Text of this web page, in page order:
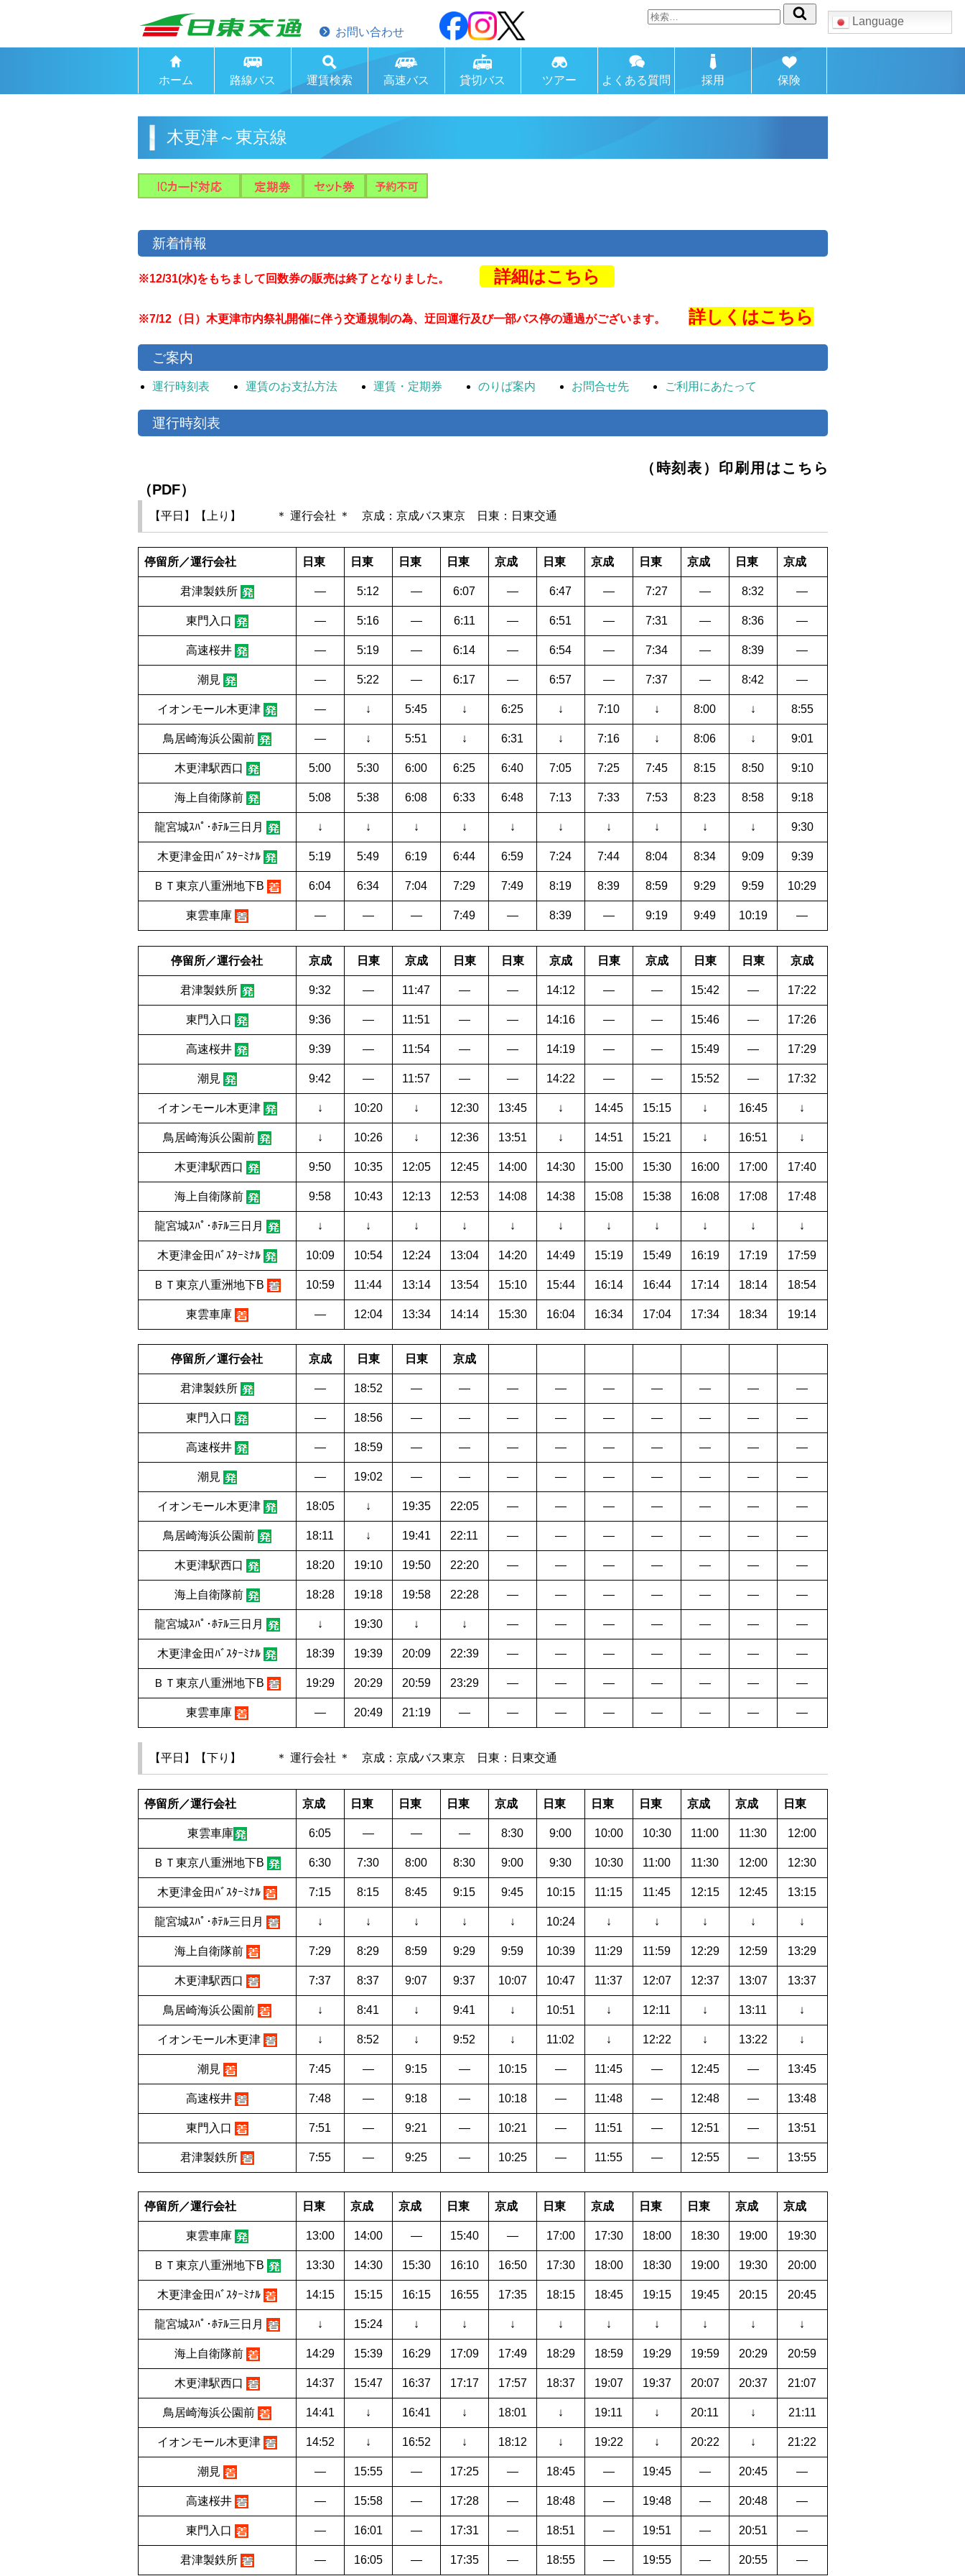
Language
検
索:
お問い合わせ
ホーム 路線バス 運賃検索 高速バス 貸切バス ツアー よくある質問 採用 保険
木更津～東京線
新着情報
※12/31(水)をもちまして回数券の販売は終了となりました。 詳細はこちら
※7/12（日）木更津市内祭礼開催に伴う交通規制の為、迂回運行及び一部バス停の通過がございます。 詳しくはこちら
ご案内
運行時刻表 運賃のお支払方法 運賃・定期券 のりば案内 お問合せ先 ご利用にあたって
運行時刻表
（時刻表） 印刷用はこちら
（PDF）
【平日】【上り】 ＊ 運行会社 ＊ 京成：京成バス東京 日東：日東交通
停留所／運行会社 日東 日東 日東 日東 京成 日東 京成 日東 京成 日東 京成
君津製鉄所 ― 5:12 ― 6:07 ― 6:47 ― 7:27 ― 8:32 ―
東門入口 ― 5:16 ― 6:11 ― 6:51 ― 7:31 ― 8:36 ―
高速桜井 ― 5:19 ― 6:14 ― 6:54 ― 7:34 ― 8:39 ―
潮見 ― 5:22 ― 6:17 ― 6:57 ― 7:37 ― 8:42 ―
イオンモール木更津 ― ↓ 5:45 ↓ 6:25 ↓ 7:10 ↓ 8:00 ↓ 8:55
鳥居崎海浜公園前 ― ↓ 5:51 ↓ 6:31 ↓ 7:16 ↓ 8:06 ↓ 9:01
木更津駅西口 5:00 5:30 6:00 6:25 6:40 7:05 7:25 7:45 8:15 8:50 9:10
海上自衛隊前 5:08 5:38 6:08 6:33 6:48 7:13 7:33 7:53 8:23 8:58 9:18
龍宮城ｽﾊﾟ･ﾎﾃﾙ三日月 ↓ ↓ ↓ ↓ ↓ ↓ ↓ ↓ ↓ ↓ 9:30
木更津金田ﾊﾞｽﾀｰﾐﾅﾙ 5:19 5:49 6:19 6:44 6:59 7:24 7:44 8:04 8:34 9:09 9:39
ＢＴ東京八重洲地下B 6:04 6:34 7:04 7:29 7:49 8:19 8:39 8:59 9:29 9:59 10:29
東雲車庫 ― ― ― 7:49 ― 8:39 ― 9:19 9:49 10:19 ―
停留所／運行会社 京成 日東 京成 日東 日東 京成 日東 京成 日東 日東 京成
君津製鉄所 9:32 ― 11:47 ― ― 14:12 ― ― 15:42 ― 17:22
東門入口 9:36 ― 11:51 ― ― 14:16 ― ― 15:46 ― 17:26
高速桜井 9:39 ― 11:54 ― ― 14:19 ― ― 15:49 ― 17:29
潮見 9:42 ― 11:57 ― ― 14:22 ― ― 15:52 ― 17:32
イオンモール木更津 ↓ 10:20 ↓ 12:30 13:45 ↓ 14:45 15:15 ↓ 16:45 ↓
鳥居崎海浜公園前 ↓ 10:26 ↓ 12:36 13:51 ↓ 14:51 15:21 ↓ 16:51 ↓
木更津駅西口 9:50 10:35 12:05 12:45 14:00 14:30 15:00 15:30 16:00 17:00 17:40
海上自衛隊前 9:58 10:43 12:13 12:53 14:08 14:38 15:08 15:38 16:08 17:08 17:48
龍宮城ｽﾊﾟ･ﾎﾃﾙ三日月 ↓ ↓ ↓ ↓ ↓ ↓ ↓ ↓ ↓ ↓ ↓
木更津金田ﾊﾞｽﾀｰﾐﾅﾙ 10:09 10:54 12:24 13:04 14:20 14:49 15:19 15:49 16:19 17:19 17:59
ＢＴ東京八重洲地下B 10:59 11:44 13:14 13:54 15:10 15:44 16:14 16:44 17:14 18:14 18:54
東雲車庫 ― 12:04 13:34 14:14 15:30 16:04 16:34 17:04 17:34 18:34 19:14
停留所／運行会社 京成 日東 日東 京成
君津製鉄所 ― 18:52 ― ― ― ― ― ― ― ― ―
東門入口 ― 18:56 ― ― ― ― ― ― ― ― ―
高速桜井 ― 18:59 ― ― ― ― ― ― ― ― ―
潮見 ― 19:02 ― ― ― ― ― ― ― ― ―
イオンモール木更津 18:05 ↓ 19:35 22:05 ― ― ― ― ― ― ―
鳥居崎海浜公園前 18:11 ↓ 19:41 22:11 ― ― ― ― ― ― ―
木更津駅西口 18:20 19:10 19:50 22:20 ― ― ― ― ― ― ―
海上自衛隊前 18:28 19:18 19:58 22:28 ― ― ― ― ― ― ―
龍宮城ｽﾊﾟ･ﾎﾃﾙ三日月 ↓ 19:30 ↓ ↓ ― ― ― ― ― ― ―
木更津金田ﾊﾞｽﾀｰﾐﾅﾙ 18:39 19:39 20:09 22:39 ― ― ― ― ― ― ―
ＢＴ東京八重洲地下B 19:29 20:29 20:59 23:29 ― ― ― ― ― ― ―
東雲車庫 ― 20:49 21:19 ― ― ― ― ― ― ― ―
【平日】【下り】 ＊ 運行会社 ＊ 京成：京成バス東京 日東：日東交通
停留所／運行会社 京成 日東 日東 日東 京成 日東 日東 日東 京成 京成 日東
東雲車庫 6:05 ― ― ― 8:30 9:00 10:00 10:30 11:00 11:30 12:00
ＢＴ東京八重洲地下B 6:30 7:30 8:00 8:30 9:00 9:30 10:30 11:00 11:30 12:00 12:30
木更津金田ﾊﾞｽﾀｰﾐﾅﾙ 7:15 8:15 8:45 9:15 9:45 10:15 11:15 11:45 12:15 12:45 13:15
龍宮城ｽﾊﾟ･ﾎﾃﾙ三日月 ↓ ↓ ↓ ↓ ↓ 10:24 ↓ ↓ ↓ ↓ ↓
海上自衛隊前 7:29 8:29 8:59 9:29 9:59 10:39 11:29 11:59 12:29 12:59 13:29
木更津駅西口 7:37 8:37 9:07 9:37 10:07 10:47 11:37 12:07 12:37 13:07 13:37
鳥居崎海浜公園前 ↓ 8:41 ↓ 9:41 ↓ 10:51 ↓ 12:11 ↓ 13:11 ↓
イオンモール木更津 ↓ 8:52 ↓ 9:52 ↓ 11:02 ↓ 12:22 ↓ 13:22 ↓
潮見 7:45 ― 9:15 ― 10:15 ― 11:45 ― 12:45 ― 13:45
高速桜井 7:48 ― 9:18 ― 10:18 ― 11:48 ― 12:48 ― 13:48
東門入口 7:51 ― 9:21 ― 10:21 ― 11:51 ― 12:51 ― 13:51
君津製鉄所 7:55 ― 9:25 ― 10:25 ― 11:55 ― 12:55 ― 13:55
停留所／運行会社 日東 京成 京成 日東 京成 日東 京成 日東 日東 京成 京成
東雲車庫 13:00 14:00 ― 15:40 ― 17:00 17:30 18:00 18:30 19:00 19:30
ＢＴ東京八重洲地下B 13:30 14:30 15:30 16:10 16:50 17:30 18:00 18:30 19:00 19:30 20:00
木更津金田ﾊﾞｽﾀｰﾐﾅﾙ 14:15 15:15 16:15 16:55 17:35 18:15 18:45 19:15 19:45 20:15 20:45
龍宮城ｽﾊﾟ･ﾎﾃﾙ三日月 ↓ 15:24 ↓ ↓ ↓ ↓ ↓ ↓ ↓ ↓ ↓
海上自衛隊前 14:29 15:39 16:29 17:09 17:49 18:29 18:59 19:29 19:59 20:29 20:59
木更津駅西口 14:37 15:47 16:37 17:17 17:57 18:37 19:07 19:37 20:07 20:37 21:07
鳥居崎海浜公園前 14:41 ↓ 16:41 ↓ 18:01 ↓ 19:11 ↓ 20:11 ↓ 21:11
イオンモール木更津 14:52 ↓ 16:52 ↓ 18:12 ↓ 19:22 ↓ 20:22 ↓ 21:22
潮見 ― 15:55 ― 17:25 ― 18:45 ― 19:45 ― 20:45 ―
高速桜井 ― 15:58 ― 17:28 ― 18:48 ― 19:48 ― 20:48 ―
東門入口 ― 16:01 ― 17:31 ― 18:51 ― 19:51 ― 20:51 ―
君津製鉄所 ― 16:05 ― 17:35 ― 18:55 ― 19:55 ― 20:55 ―